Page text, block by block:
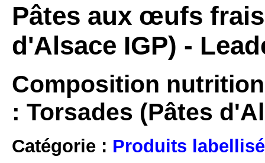
Pâtes aux œufs
d'Alsace IGP) -
Composition
: Torsades (Pâtes
Catégorie : Produits